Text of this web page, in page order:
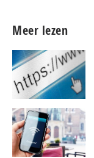
Meer lezen